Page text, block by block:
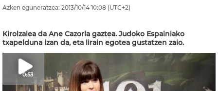
Azken eguneratzea: 2013/10/14 10:08 (UTC+2)
Kirolzalea da Ane Cazorla gaztea. Judoko Espainiako
txapelduna izan da, eta lirain egotea gustatzen zaio.
0:53